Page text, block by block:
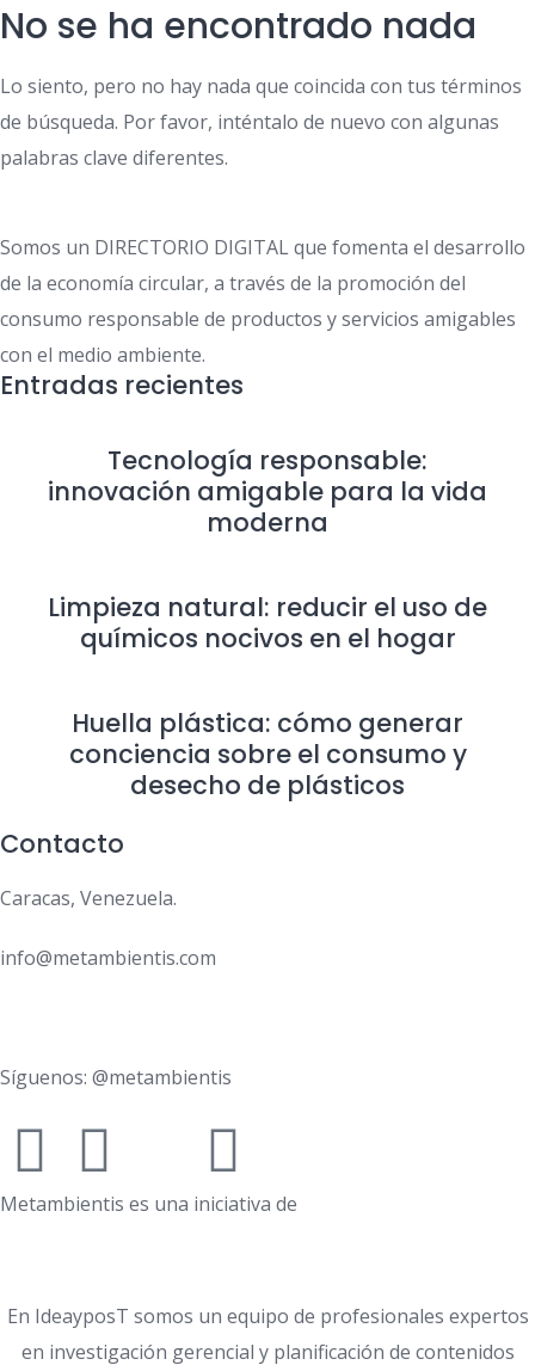
No se ha encontrado nada
Lo siento, pero no hay nada que coincida con tus términos
de búsqueda. Por favor, inténtalo de nuevo con algunas
palabras clave diferentes.
Somos un DIRECTORIO DIGITAL que fomenta el desarrollo
de la economía circular, a través de la promoción del
consumo responsable de productos y servicios amigables
con el medio ambiente.
Entradas recientes
Tecnología responsable:
innovación amigable para la vida
moderna
Limpieza natural: reducir el uso de
químicos nocivos en el hogar
Huella plástica: cómo generar
conciencia sobre el consumo y
desecho de plásticos
Contacto
Caracas, Venezuela.
info@metambientis.com
Síguenos: @metambientis
Metambientis es una iniciativa de
En IdeayposT somos un equipo de profesionales expertos
en investigación gerencial y planificación de contenidos